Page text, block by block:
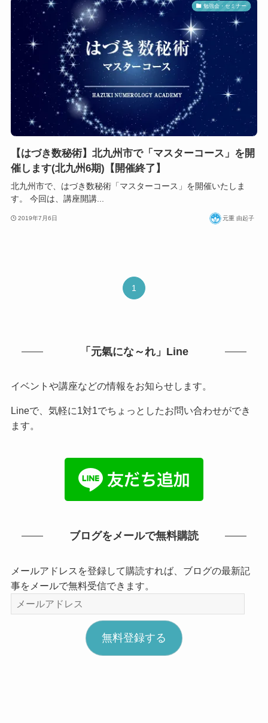
勉強会・セミナー
【はづき数秘術】北九州市で「マスターコース」を開
催します(北九州6期)【開催終了】
北九州市で、はづき数秘術「マスターコース」を開催いたしま
す。 今回は、講座開講...
2019年7月6日 元重 由起子
1
「元氣にな～れ」Line
イベントや講座などの情報をお知らせします。
Lineで、気軽に1対1でちょっとしたお問い合わせができ
ます。
ブログをメールで無料購読
メールアドレスを登録して購読すれば、ブログの最新記
事をメールで無料受信できます。
ー
無料登録する